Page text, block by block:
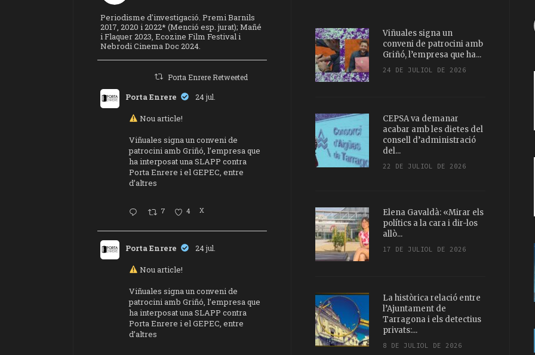
Periodisme d'investigació. Premi Barnils
2017, 2020 i 2022* (Menció esp. jurat); Mañé
i Flaquer 2023, Ecozine Film Festival i
Nebrodi Cinema Doc 2024.
Porta Enrere Retweeted
Porta Enrere 24 jul.
Nou article!
Viñuales signa un conveni de
patrocini amb Griñó, l’empresa que
ha interposat una SLAPP contra
Porta Enrere i el GEPEC, entre
d’altres
7 4 X
Porta Enrere 24 jul.
Nou article!
Viñuales signa un conveni de
patrocini amb Griñó, l’empresa que
ha interposat una SLAPP contra
Porta Enrere i el GEPEC, entre
d’altres
Viñuales signa un
conveni de patrocini amb
Griñó, l’empresa que ha...
24 DE JULIOL DE 2026
CEPSA va demanar
acabar amb les dietes del
consell d’administració
del...
22 DE JULIOL DE 2026
Elena Gavaldà: «Mirar els
polítics a la cara i dir-los
allò...
17 DE JULIOL DE 2026
La històrica relació entre
l’Ajuntament de
Tarragona i els detectius
privats:...
8 DE JULIOL DE 2026